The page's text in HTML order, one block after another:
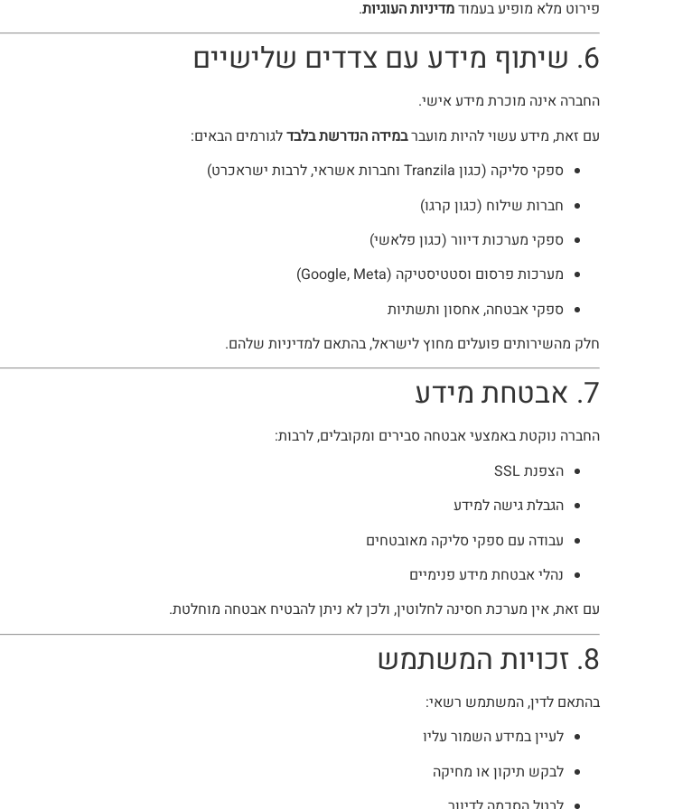
פירוט מלא מופיע בעמודמדיניות העוגיות.
6. שיתוף מידע עם צדדים שלישיים
החברה אינה מוכרת מידע אישי.
עם זאת, מידע עשוי להיות מועברבמידה הנדרשת בלבדלגורמים הבאים:
ספקי סליקה (כגון Tranzila וחברות אשראי, לרבות ישראכרט)
חברות שילוח (כגון קרגו)
ספקי מערכות דיוור (כגון פלאשי)
מערכות פרסום וסטטיסטיקה (Google, Meta)
ספקי אבטחה, אחסון ותשתיות
חלק מהשירותים פועלים מחוץ לישראל, בהתאם למדיניות שלהם.
7. אבטחת מידע
החברה נוקטת באמצעי אבטחה סבירים ומקובלים, לרבות:
הצפנת SSL
הגבלת גישה למידע
עבודה עם ספקי סליקה מאובטחים
נהלי אבטחת מידע פנימיים
עם זאת, אין מערכת חסינה לחלוטין, ולכן לא ניתן להבטיח אבטחה מוחלטת.
8. זכויות המשתמש
בהתאם לדין, המשתמש רשאי:
לעיין במידע השמור עליו
לבקש תיקון או מחיקה